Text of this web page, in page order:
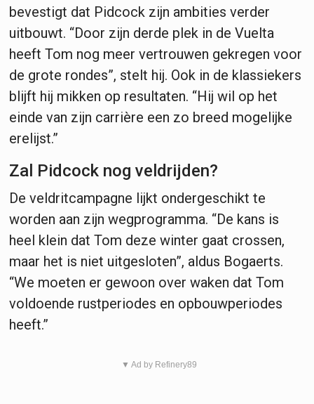
bevestigt dat Pidcock zijn ambities verder
uitbouwt. “Door zijn derde plek in de Vuelta
heeft Tom nog meer vertrouwen gekregen voor
de grote rondes”, stelt hij. Ook in de klassiekers
blijft hij mikken op resultaten. “Hij wil op het
einde van zijn carrière een zo breed mogelijke
erelijst.”
Zal Pidcock nog veldrijden?
De veldritcampagne lijkt ondergeschikt te
worden aan zijn wegprogramma. “De kans is
heel klein dat Tom deze winter gaat crossen,
maar het is niet uitgesloten”, aldus Bogaerts.
“We moeten er gewoon over waken dat Tom
voldoende rustperiodes en opbouwperiodes
heeft.”
▼ Ad by Refinery89